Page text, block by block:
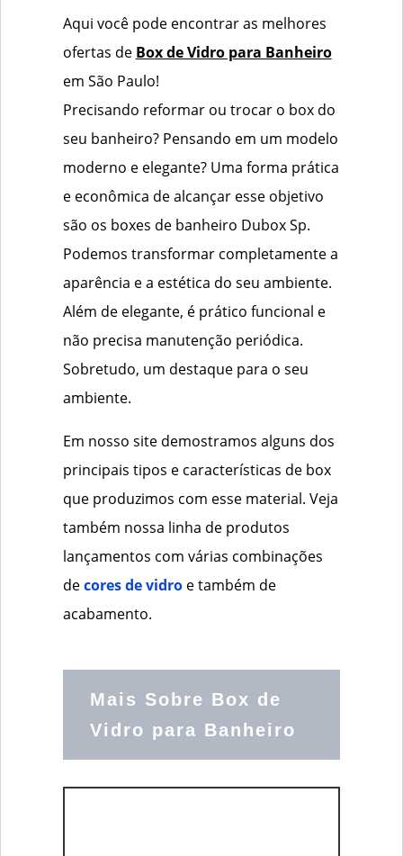
Aqui você pode encontrar as melhores
ofertas de Box de Vidro para Banheiro
em São Paulo!
Precisando reformar ou trocar o box do
seu banheiro? Pensando em um modelo
moderno e elegante? Uma forma prática
e econômica de alcançar esse objetivo
são os boxes de banheiro Dubox Sp.
Podemos transformar completamente a
aparência e a estética do seu ambiente.
Além de elegante, é prático funcional e
não precisa manutenção periódica.
Sobretudo, um destaque para o seu
ambiente.
Em nosso site demostramos alguns dos
principais tipos e características de box
que produzimos com esse material. Veja
também nossa linha de produtos
lançamentos com várias combinações
decores de vidroe também de
acabamento.
Mais Sobre Box de
Vidro para Banheiro